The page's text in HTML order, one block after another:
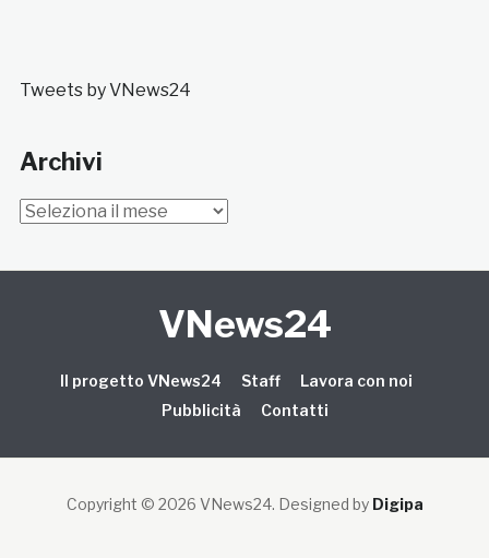
Tweets by VNews24
Archivi
Archivi
VNews24
Il progetto VNews24 Staff
Lavora con noi
Pubblicità
Contatti
Copyright © 2026 VNews24. Designed by Digipa